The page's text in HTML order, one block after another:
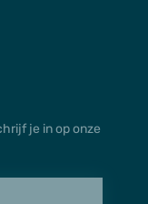
je in op onze